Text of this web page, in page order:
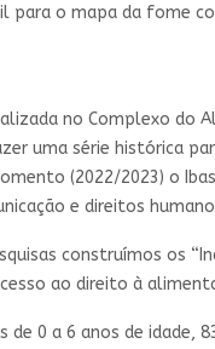
o mapa da fome
no Complexo do
uma série histórica
(2022/2023) o
e direitos
construímos os
ao direito à
de 0 a 6 anos de idade,